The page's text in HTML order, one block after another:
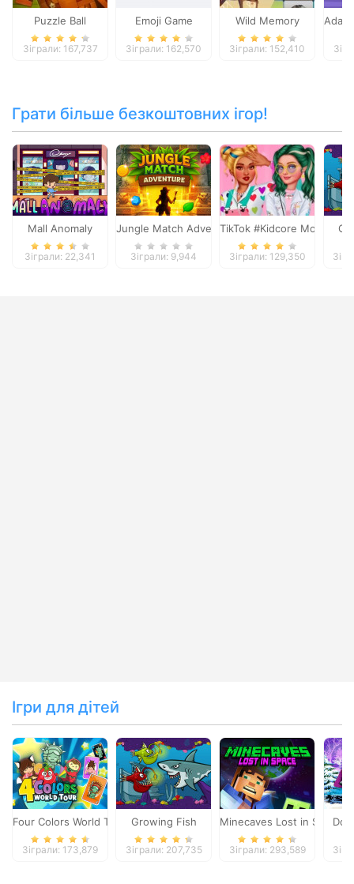
Puzzle Ball
Зіграли: 167,737
Emoji Game
Зіграли: 162,570
Wild Memory
Зіграли: 152,410
Грати більше безкоштовних ігор!
Mall Anomaly
Зіграли: 22,341
Jungle Match Adventures
Зіграли: 9,944
TikTok #Kidcore Models
Зіграли: 129,350
Ігри для дітей
Four Colors World Tour
Зіграли: 173,879
Growing Fish
Зіграли: 207,735
Minecaves Lost in Space
Зіграли: 293,589